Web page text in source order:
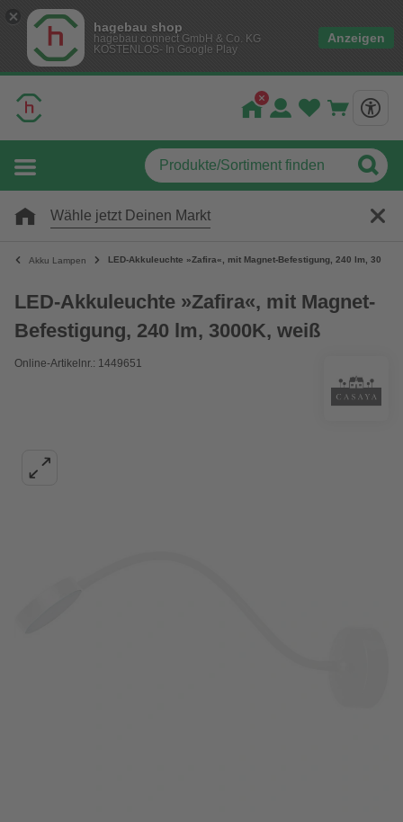
hagebau shop
hagebau connect GmbH & Co. KG
KOSTENLOS- In Google Play
Anzeigen
Wähle jetzt Deinen Markt
Akku Lampen LED-Akkuleuchte »Zafira«, mit Magnet-Befestigung, 240 lm,
LED-Akkuleuchte »Zafira«, mit Magnet-
Befestigung, 240 lm, 3000K, weiß
Online-Artikelnr.: 1449651